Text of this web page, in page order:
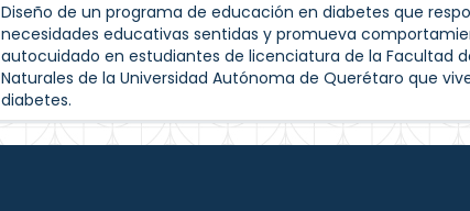
Diseño de un programa de educación en diabetes que
necesidades educativas sentidas y promueva
autocuidado en estudiantes de licenciatura de la Facultad
Naturales de la Universidad Autónoma de Querétaro que
diabetes.